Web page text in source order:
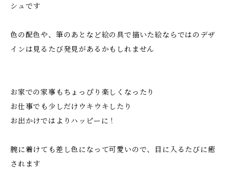
シュです
色の配色や、筆のあとなど絵の具で描いた絵ならではのデザ
インは見るたび発見があるかもしれません
お家での家事もちょっぴり楽しくなったり
お仕事でも少しだけウキウキしたり
お出かけではよりハッピーに！
腕に着けても差し色になって可愛いので、目に入るたびに癒
されます